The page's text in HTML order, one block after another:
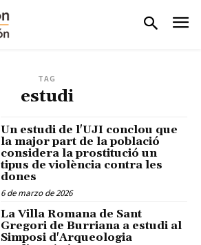
TAG
estudi
Un estudi de l'UJI conclou que
la major part de la població
considera la prostitució un
tipus de violència contra les
dones
6 de marzo de 2026
La Villa Romana de Sant
Gregori de Burriana a estudi al
Simposi d'Arqueologia